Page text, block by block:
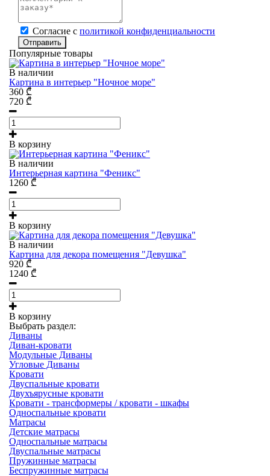
Cогласие с политикой конфиденциальности
Отправить
Популярные товары
В наличии
Картина в интерьер "Ночное море"
360 ₾
720 ₾
В корзину
В наличии
Интерьерная картина "Феникс"
1260 ₾
В корзину
В наличии
Картина для декора помещения "Девушка"
920 ₾
1240 ₾
В корзину
Выбрать раздел:
Диваны
Диван-кровати
Модульные Диваны
Угловые Диваны
Кровати
Двуспальные кровати
Двухъярусные кровати
Кровати - трансформеры / кровати - шкафы
Односпальные кровати
Матрасы
Детские матрасы
Односпальные матрасы
Двуспальные матрасы
Пружинные матрасы
Беспружинные матрасы